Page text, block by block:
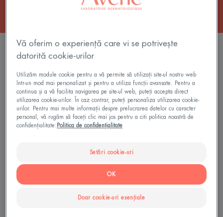
2 rezultate "Batoane corectoare"
Baton
corector
verde
Baton corector verde
Vă oferim o experiență care vi se potrivește
datorită cookie-urilor
Utilizăm module cookie pentru a vă permite să utilizați site-ul nostru web
într-un mod mai personalizat și pentru a utiliza funcții avansate. Pentru a
continua și a vă facilita navigarea pe site-ul web, puteți accepta direct
utilizarea cookie-urilor. În caz contrar, puteți personaliza utilizarea cookie-
urilor. Pentru mai multe informații despre prelucrarea datelor cu caracter
personal, vă rugăm să faceți clic mai jos pentru a citi politica noastră de
confidențialitate: Politica de confidențialitate
Setări cookie-uri
Doar cookie-uri esențiale
OK